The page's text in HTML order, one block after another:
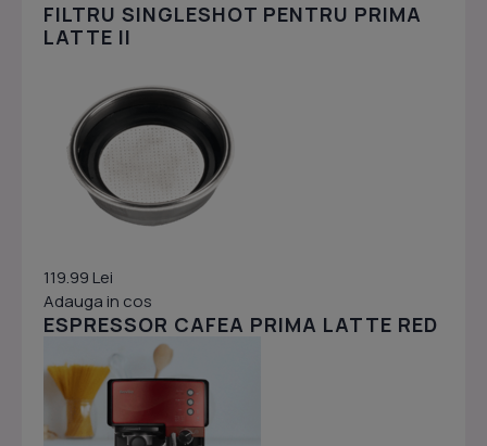
FILTRU SINGLESHOT PENTRU PRIMA
LATTE II
119.99 Lei
Adauga in cos
ESPRESSOR CAFEA PRIMA LATTE RED